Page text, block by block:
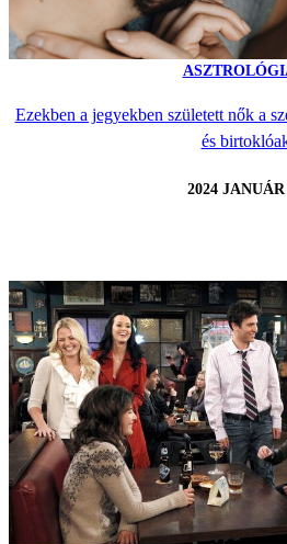
Ezekben a jegyekben született nők a
és
2024 JANUÁR